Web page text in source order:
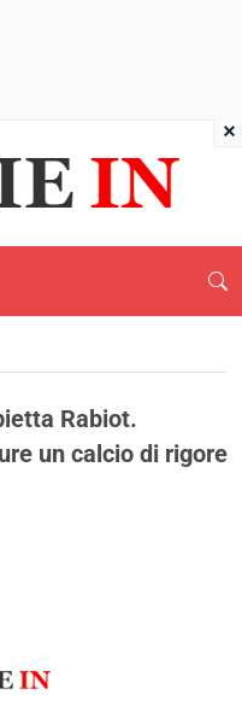
Rabiot.
un calcio di rigore
×